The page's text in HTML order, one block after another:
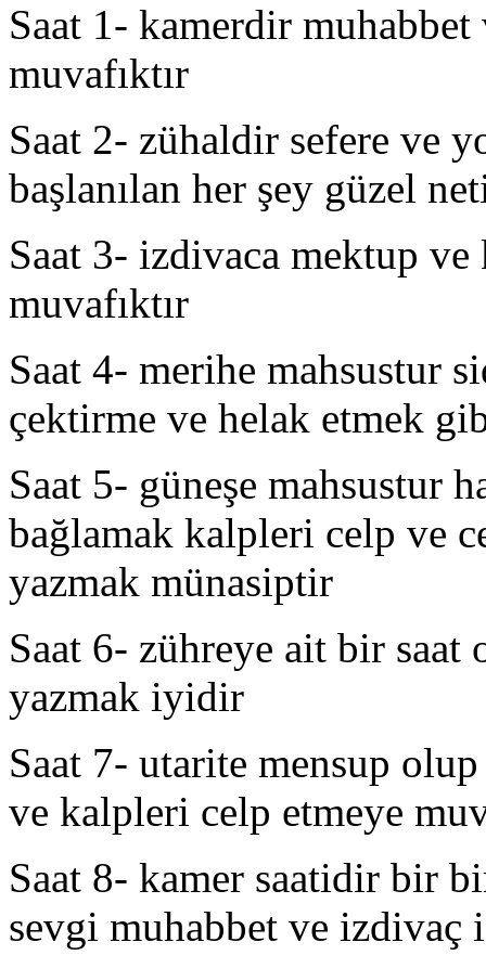
Saat 1- kamerdir
muvafıktır
Saat 2- zühaldir sefere ve
başlanılan her şey güzel
Saat 3- izdivaca mektup
muvafıktır
Saat 4- merihe mahsustur
çektirme ve helak etmek
Saat 5- güneşe mahsustur
bağlamak kalpleri celp ve
yazmak münasiptir
Saat 6- zühreye ait bir saat
yazmak iyidir
Saat 7- utarite mensup
ve kalpleri celp etmeye
Saat 8- kamer saatidir bir
sevgi muhabbet ve izdivaç